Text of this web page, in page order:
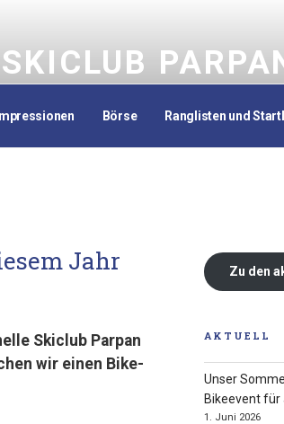
SKICLUB
Börse Ranglisten und
Jahr
Skiclub Parpan
wir einen Bike-
Zu den
AKTUELL
Unser
Bikeevent für
1. Juni 2026